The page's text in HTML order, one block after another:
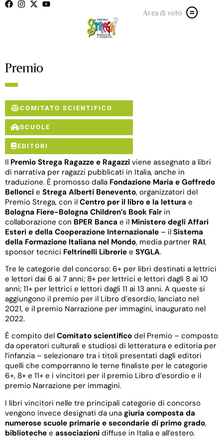
Area di voto
Premio
COMITATO SCIENTIFICO
SCUOLE
EDITORI
Il Premio Strega Ragazze e Ragazzi viene assegnato a libri
di narrativa per ragazzi pubblicati in Italia, anche in
traduzione. È promosso dalla Fondazione Maria e Goffredo
Bellonci e Strega Alberti Benevento, organizzatori del
Premio Strega, con il Centro per il libro e la lettura e
Bologna Fiere-Bologna Children’s Book Fair in
collaborazione con BPER Banca e il Ministero degli Affari
Esteri e della Cooperazione Internazionale – il Sistema
della Formazione Italiana nel Mondo, media partner RAI,
sponsor tecnici Feltrinelli Librerie e SYGLA.
Tre le categorie del concorso: 6+ per libri destinati a lettrici
e lettori dai 6 ai 7 anni; 8+ per lettrici e lettori dagli 8 ai 10
anni; 11+ per lettrici e lettori dagli 11 ai 13 anni. A queste si
aggiungono il premio per il Libro d’esordio, lanciato nel
2021, e il premio Narrazione per immagini, inaugurato nel
2022.
È compito del Comitato scientifico del Premio – composto
da operatori culturali e studiosi di letteratura e editoria per
l’infanzia – selezionare tra i titoli presentati dagli editori
quelli che comporranno le terne finaliste per le categorie
6+, 8+ e 11+ e i vincitori per il premio Libro d’esordio e il
premio Narrazione per immagini.
I libri vincitori nelle tre principali categorie di concorso
vengono invece designati da una giuria composta da
numerose scuole primarie e secondarie di primo grado,
biblioteche e associazioni diffuse in Italia e all’estero.